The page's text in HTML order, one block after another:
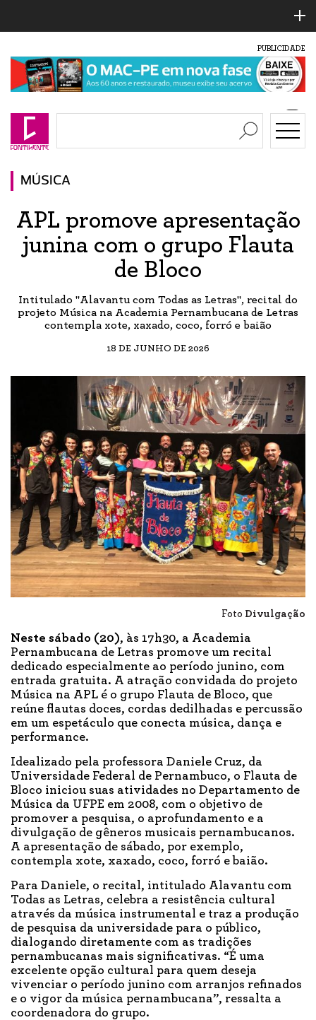
PUBLICIDADE
MÚSICA
­­APL promove apresentação
junina com o grupo Flauta
de Bloco
Intitulado "Alavantu com Todas as Letras", recital do
projeto Música na Academia Pernambucana de Letras
contempla xote, xaxado, coco, forró e baião
18 DE JUNHO DE 2026
Foto Divulgação
Neste sábado (20), às 17h30, a Academia
Pernambucana de Letras promove um recital
dedicado especialmente ao período junino, com
entrada gratuita. A atração convidada do projeto
Música na APL é o grupo Flauta de Bloco, que
reúne flautas doces, cordas dedilhadas e percussão
em um espetáculo que conecta música, dança e
performance.
Idealizado pela professora Daniele Cruz, da
Universidade Federal de Pernambuco, o Flauta de
Bloco iniciou suas atividades no Departamento de
Música da UFPE em 2008, com o objetivo de
promover a pesquisa, o aprofundamento e a
divulgação de gêneros musicais pernambucanos.
A apresentação de sábado, por exemplo,
contempla xote, xaxado, coco, forró e baião.
Para Daniele, o recital, intitulado Alavantu com
Todas as Letras, celebra a resistência cultural
através da música instrumental e traz a produção
de pesquisa da universidade para o público,
dialogando diretamente com as tradições
pernambucanas mais significativas. “É uma
excelente opção cultural para quem deseja
vivenciar o período junino com arranjos refinados
e o vigor da música pernambucana”, ressalta a
coordenadora do grupo.